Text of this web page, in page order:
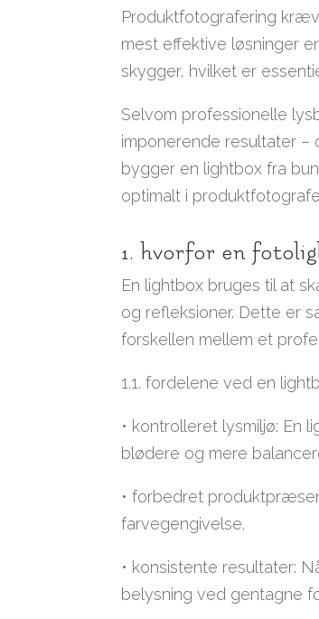
Produktfotografering
mest effektive løsninger
skygger, hvilket er
Selvom professionelle
imponerende resultater –
bygger en lightbox fra
optimalt i
1. hvorfor en
En lightbox bruges til at
og refleksioner. Dette er
forskellen mellem et
1.1. fordelene ved en
• kontrolleret lysmiljø: En
blødere og mere
• forbedret
farvegengivelse.
• konsistente resultater:
belysning ved gentagne